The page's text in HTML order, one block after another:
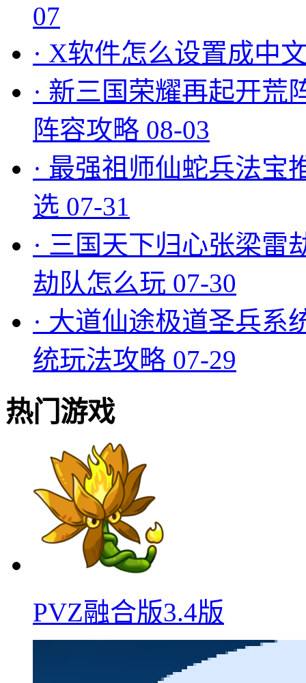
07
· X软件怎么设置成中
· 新三国荣耀再起开荒
阵容攻略 08-03
· 最强祖师仙蛇兵法宝
选 07-31
· 三国天下归心张梁雷
劫队怎么玩 07-30
· 大道仙途极道圣兵系
统玩法攻略 07-29
热门游戏
PVZ融合版3.4版